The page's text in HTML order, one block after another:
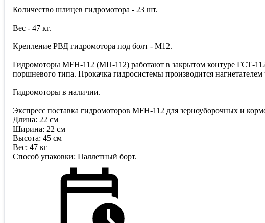
Количество шлицев гидромотора - 23 шт.
Вес - 47 кг.
Крепление РВД гидромотора под болт - M12.
Гидромоторы MFH-112 (МП-112) работают в закрытом контуре ГСТ-
поршневого типа. Прокачка гидросистемы производится
Гидромоторы в наличии.
Экспресс поставка гидромоторов MFH-112 для зерноуборочных и
Длина: 22 см
Ширина: 22 см
Высота: 45 см
Вес: 47 кг
Способ упаковки: Паллетный борт.